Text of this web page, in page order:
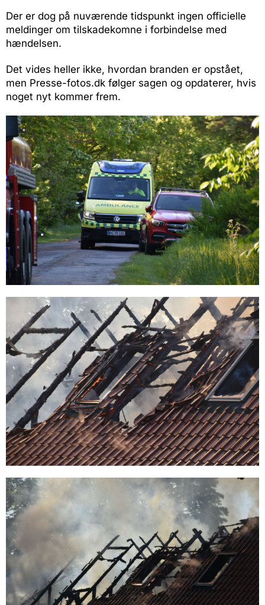
Der er dog på nuværende tidspunkt ingen officielle
meldinger om tilskadekomne i forbindelse med
hændelsen.
Det vides heller ikke, hvordan branden er opstået,
men Presse-fotos.dk følger sagen og opdaterer, hvis
noget nyt kommer frem.